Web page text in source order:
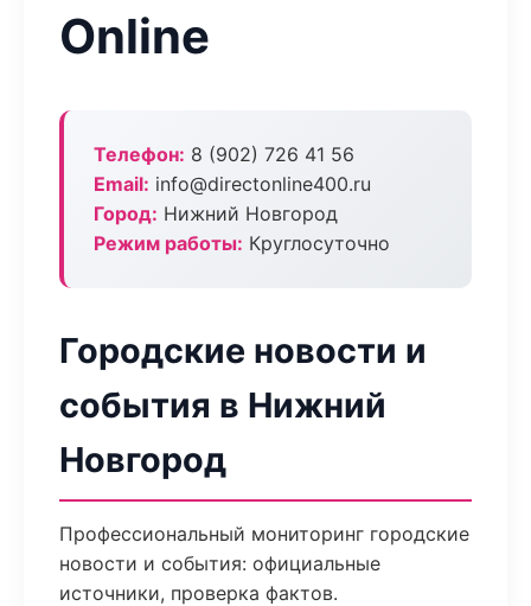
Online
Телефон: 8 (902) 726 41 56
Email: info@directonline400.ru
Город: Нижний Новгород
Режим работы: Круглосуточно
Городские новости и
события в Нижний
Новгород
Профессиональный мониторинг городские
новости и события: официальные
источники, проверка фактов.